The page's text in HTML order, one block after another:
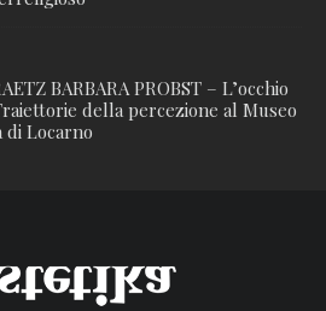
BARBARA PROBST – L’occhio
della percezione al Museo
di Locarno